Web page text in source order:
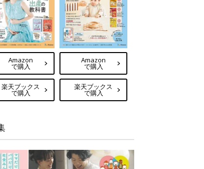
Amazon
で購入
楽天ブックス
で購入
Amazon
で購入
楽天ブックス
で購入